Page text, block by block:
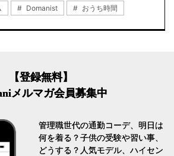
Domanist おうち時間
【登録無料】
メルマガ会員募集中
管理職世代の通勤コーデ、明日は
何を着る？子供の受験や習い事、
どうする？人気モデル、ハイセン